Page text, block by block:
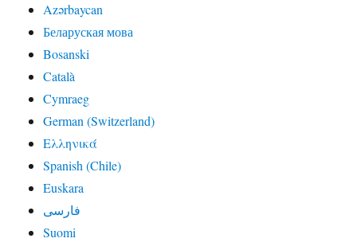
Azərbaycan
Беларуская мова
Bosanski
Català
Cymraeg
German (Switzerland)
Ελληνικά
Spanish (Chile)
Euskara
فارسی
Suomi